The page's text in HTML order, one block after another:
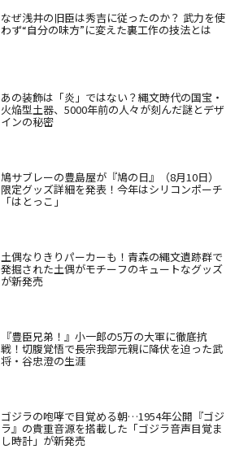
なぜ浅井の旧臣は秀吉に従ったのか？ 武力を使
わず“自分の味方”に変えた裏工作の技法とは
あの装飾は「炎」ではない？縄文時代の国宝・
火焔型土器、5000年前の人々が刻んだ謎とデザ
インの秘密
鳩サブレーの豊島屋が『鳩の日』（8月10日）
限定グッズ詳細を発表！今年はシリコンポーチ
「はとっこ」
土偶なりきりパーカーも！青森の縄文遺跡群で
発掘された土偶がモチーフのキュートなグッズ
が新発売
『豊臣兄弟！』小一郎の5万の大軍に徹底抗
戦！切腹覚悟で長宗我部元親に降伏を迫った武
将・谷忠澄の生涯
ゴジラの咆哮で目覚める朝…1954年公開『ゴジ
ラ』の貴重音源を搭載した「ゴジラ音声目覚ま
し時計」が新発売